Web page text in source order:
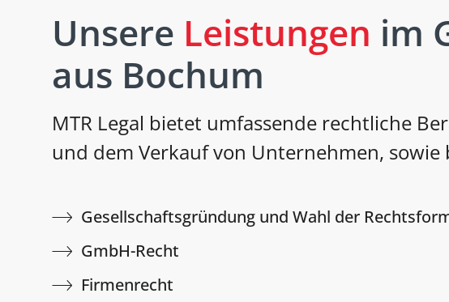
Unsere Leistungen im
aus Bochum
MTR Legal bietet umfassende rechtliche
und dem Verkauf von Unternehmen,
Gesellschaftsgründung und Wahl der
GmbH-Recht
Firmenrecht